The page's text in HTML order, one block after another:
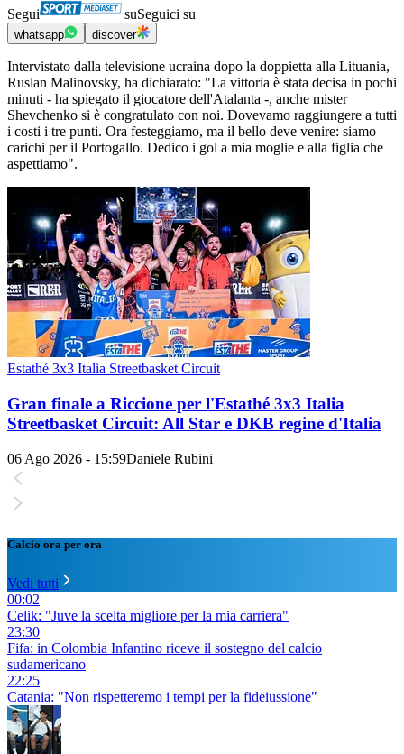
Segui suSeguici su
whatsapp discover
Intervistato dalla televisione ucraina dopo la doppietta alla Lituania,
Ruslan Malinovsky, ha dichiarato: "La vittoria è stata decisa in pochi
minuti - ha spiegato il giocatore dell'Atalanta -, anche mister
Shevchenko si è congratulato con noi. Dovevamo raggiungere a tutti
i costi i tre punti. Ora festeggiamo, ma il bello deve venire: siamo
carichi per il Portogallo. Dedico i gol a mia moglie e alla figlia che
aspettiamo".
Estathé 3x3 Italia Streetbasket Circuit
Gran finale a Riccione per l'Estathé 3x3 Italia
Streetbasket Circuit: All Star e DKB regine d'Italia
06 Ago 2026 - 15:59Daniele Rubini
Calcio ora per ora
Vedi tutti
00:02
Celik: "Juve la scelta migliore per la mia carriera"
23:30
Fifa: in Colombia Infantino riceve il sostegno del calcio
sudamericano
22:25
Catania: "Non rispetteremo i tempi per la fideiussione"